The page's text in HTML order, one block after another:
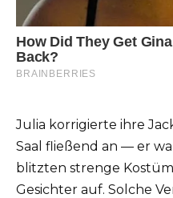
Julia korrigierte ihre
Saal fließend an — er
blitzten strenge
Gesichter auf. Solche